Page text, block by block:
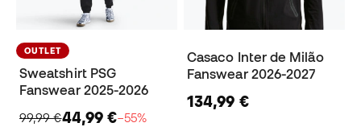
OUTLET
Sweatshirt PSG
Fanswear 2025-2026
99,99 €44,99 €−55%
Casaco Inter de Milão
Fanswear 2026-2027
134,99 €